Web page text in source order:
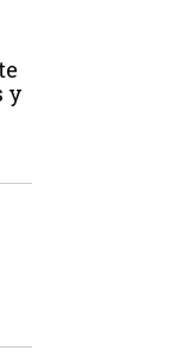
y